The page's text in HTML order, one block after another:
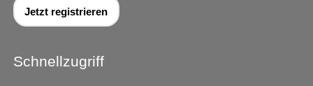
Jetzt registrieren
Schnellzugriff